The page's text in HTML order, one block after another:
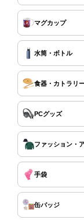
マグカップ
水筒・ボトル
食器・カトラリ
PCグッズ
ファッション・
手袋
缶バッジ